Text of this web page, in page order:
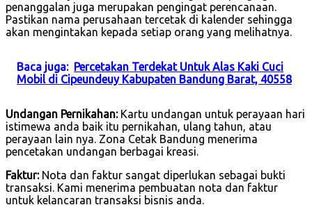
penanggalan juga merupakan pengingat perencanaan.
Pastikan nama perusahaan tercetak di kalender sehingga
akan mengintakan kepada setiap orang yang melihatnya.
Baca juga: Percetakan Terdekat Untuk Alas Kaki Cuci
Mobil di Cipeundeuy Kabupaten Bandung Barat, 40558
Undangan Pernikahan:Kartu undangan untuk perayaan hari
istimewa anda baik itu pernikahan, ulang tahun, atau
perayaan lain nya. Zona Cetak Bandung menerima
pencetakan undangan berbagai kreasi.
Faktur:Nota dan faktur sangat diperlukan sebagai bukti
transaksi. Kami menerima pembuatan nota dan faktur
untuk kelancaran transaksi bisnis anda.